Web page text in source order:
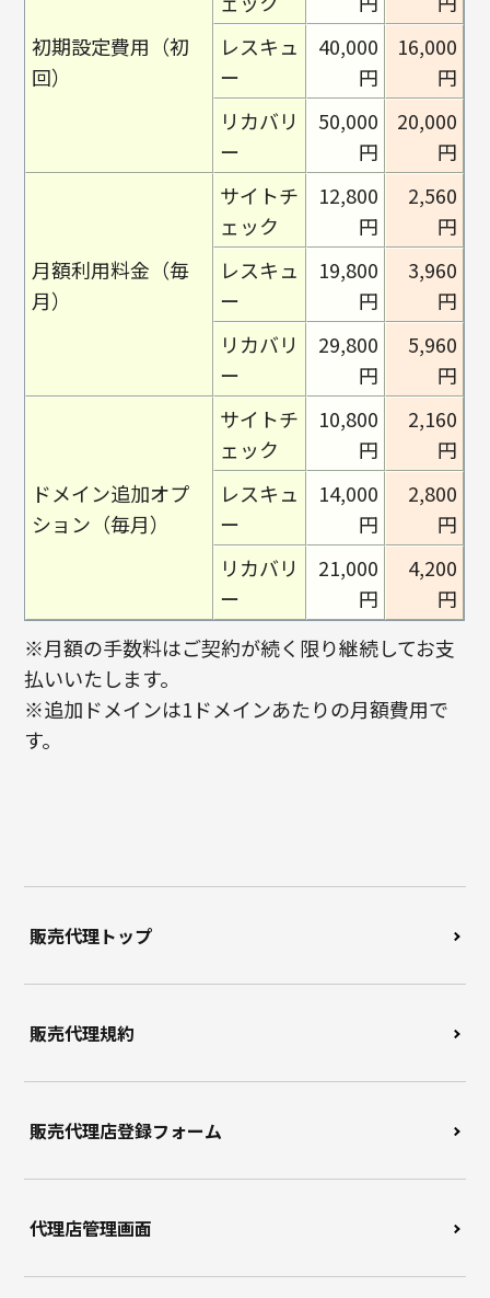
初期設定費用（初
回）
レスキュ
ー
40,000
円
16,000
円
リカバリ
ー
50,000
円
20,000
円
月額利用料金（毎
月）
サイトチ
ェック
12,800
円
2,560
円
レスキュ
ー
19,800
円
3,960
円
リカバリ
ー
29,800
円
5,960
円
ドメイン追加オプ
ション（毎月）
サイトチ
ェック
10,800
円
2,160
円
レスキュ
ー
14,000
円
2,800
円
リカバリ
ー
21,000
円
4,200
円
※月額の手数料はご契約が続く限り継続してお支
払いいたします。
※追加ドメインは1ドメインあたりの月額費用で
す。
販売代理トップ
販売代理規約
販売代理店登録フォーム
代理店管理画面